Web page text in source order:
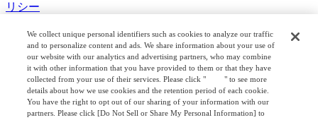
リシー
COPYRIGHT © OKAMURA CORPORATION. ALL RIGHTS
RESERVED.
日本公式 企業広報
We collect unique personal identifiers such as cookies to analyze our traffic
and to personalize content and ads. We share information about your use of
our website with our analytics and advertising partners, who may combine
it with other information that you have provided to them or that they have
collected from your use of their services. Please click "
here" to see more
details about how we use cookies and the retention period of each cookie.
You have the right to opt out of our sharing of your information with our
partners. Please click [Do Not Sell or Share My Personal Information] to